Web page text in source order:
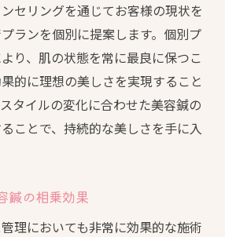
セリングを通じてお客様の現状を
ランを個別に提案します。個別プ
り、肌の状態を常に最良に保つこ
的に理想の美しさを実現すること
タイルの変化に合わせた美容鍼の
ことで、持続的な美しさを手に入
鍼の相乗効果
理においても非常に効果的な施術